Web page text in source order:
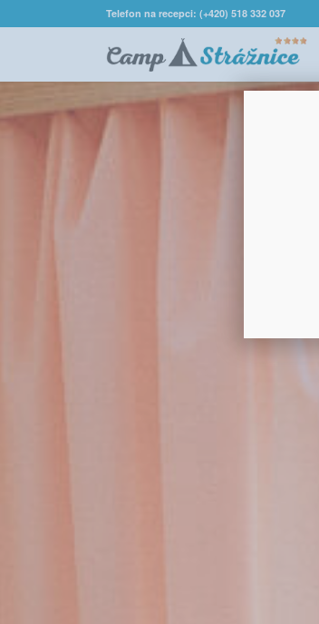
Telefon na recepci: (+420) 518 332 037